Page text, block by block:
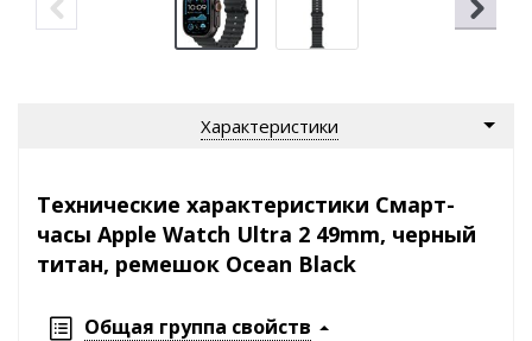
Характеристики
Технические характеристики Смарт-
часы Apple Watch Ultra 2 49mm, черный
титан, ремешок Ocean Black
Общая группа свойств